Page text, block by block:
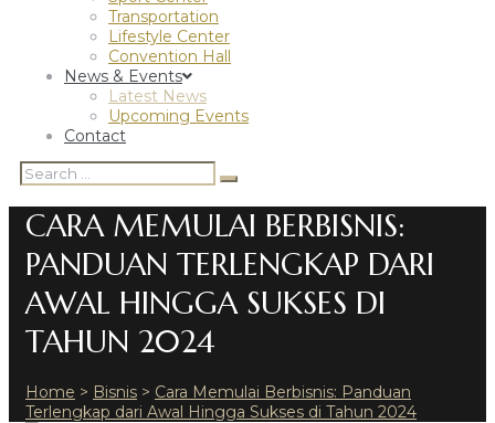
Transportation
Lifestyle Center
Convention Hall
News & Events
Latest News
Upcoming Events
Contact
Search
for:
Search
CARA MEMULAI BERBISNIS:
PANDUAN TERLENGKAP DARI
AWAL HINGGA SUKSES DI
TAHUN 2024
Home > Bisnis > Cara Memulai Berbisnis: Panduan
Terlengkap dari Awal Hingga Sukses di Tahun 2024